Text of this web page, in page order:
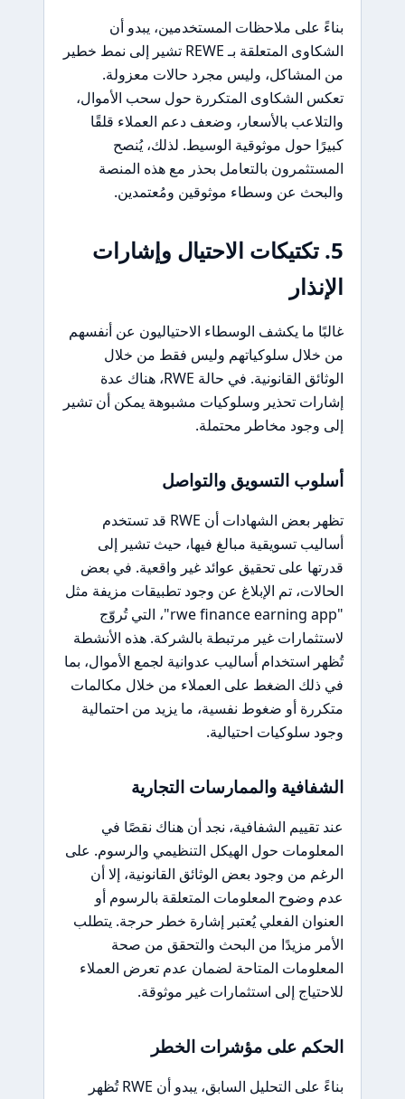
بناءً على ملاحظات المستخدمين، يبدو أن
الشكاوى المتعلقة بـ REWE تشير إلى نمط خطير
من المشاكل، وليس مجرد حالات معزولة.
تعكس الشكاوى المتكررة حول سحب الأموال،
والتلاعب بالأسعار، وضعف دعم العملاء قلقًا
كبيرًا حول موثوقية الوسيط. لذلك، يُنصح
المستثمرون بالتعامل بحذر مع هذه المنصة
والبحث عن وسطاء موثوقين ومُعتمدين.
5. تكتيكات الاحتيال وإشارات
الإنذار
غالبًا ما يكشف الوسطاء الاحتياليون عن أنفسهم
من خلال سلوكياتهم وليس فقط من خلال
الوثائق القانونية. في حالة RWE، هناك عدة
إشارات تحذير وسلوكيات مشبوهة يمكن أن تشير
إلى وجود مخاطر محتملة.
أسلوب التسويق والتواصل
تظهر بعض الشهادات أن RWE قد تستخدم
أساليب تسويقية مبالغ فيها، حيث تشير إلى
قدرتها على تحقيق عوائد غير واقعية. في بعض
الحالات، تم الإبلاغ عن وجود تطبيقات مزيفة مثل
"rwe finance earning app"، التي تُروّج
لاستثمارات غير مرتبطة بالشركة. هذه الأنشطة
تُظهر استخدام أساليب عدوانية لجمع الأموال، بما
في ذلك الضغط على العملاء من خلال مكالمات
متكررة أو ضغوط نفسية، ما يزيد من احتمالية
وجود سلوكيات احتيالية.
الشفافية والممارسات التجارية
عند تقييم الشفافية، نجد أن هناك نقصًا في
المعلومات حول الهيكل التنظيمي والرسوم. على
الرغم من وجود بعض الوثائق القانونية، إلا أن
عدم وضوح المعلومات المتعلقة بالرسوم أو
العنوان الفعلي يُعتبر إشارة خطر حرجة. يتطلب
الأمر مزيدًا من البحث والتحقق من صحة
المعلومات المتاحة لضمان عدم تعرض العملاء
للاحتياج إلى استثمارات غير موثوقة.
الحكم على مؤشرات الخطر
بناءً على التحليل السابق، يبدو أن RWE تُظهر